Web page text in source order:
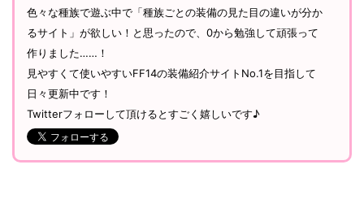
色々な種族で遊ぶ中で「種族ごとの装備の見た目の違いが分か
るサイト」が欲しい！と思ったので、0から勉強して頑張って
作りました……！
見やすくて使いやすいFF14の装備紹介サイトNo.1を目指して
日々更新中です！
Twitterフォローして頂けるとすごく嬉しいです♪